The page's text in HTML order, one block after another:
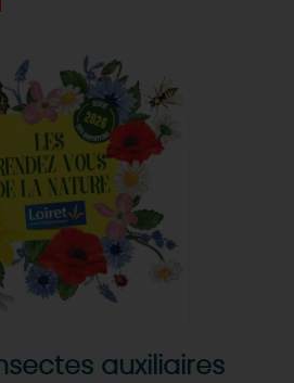
auxiliaires